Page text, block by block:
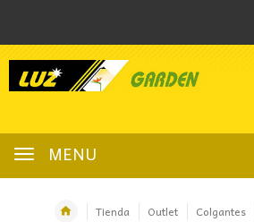
MENU
Tienda Outlet Colgantes